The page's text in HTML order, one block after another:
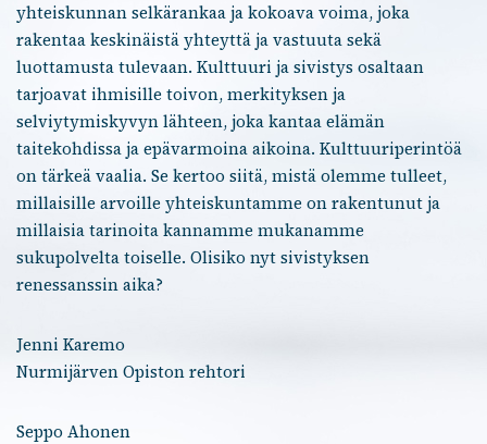
yhteiskunnan selkärankaa ja kokoava voima, joka
rakentaa keskinäistä yhteyttä ja vastuuta sekä
luottamusta tulevaan. Kulttuuri ja sivistys osaltaan
tarjoavat ihmisille toivon, merkityksen ja
selviytymiskyvyn lähteen, joka kantaa elämän
taitekohdissa ja epävarmoina aikoina. Kulttuuriperintöä
on tärkeä vaalia. Se kertoo siitä, mistä olemme tulleet,
millaisille arvoille yhteiskuntamme on rakentunut ja
millaisia tarinoita kannamme mukanamme
sukupolvelta toiselle. Olisiko nyt sivistyksen
renessanssin aika?
Jenni Karemo
Nurmijärven Opiston rehtori
Seppo Ahonen